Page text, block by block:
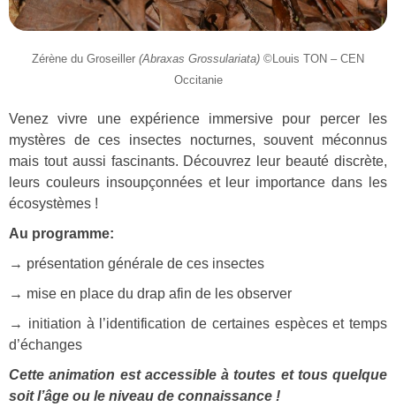
Zérène du Groseiller (Abraxas Grossulariata) ©Louis TON – CEN
Occitanie
Venez vivre une expérience immersive pour percer les
mystères de ces insectes nocturnes, souvent méconnus
mais tout aussi fascinants. Découvrez leur beauté discrète,
leurs couleurs insoupçonnées et leur importance dans les
écosystèmes !
Au programme:
→ présentation générale de ces insectes
→ mise en place du drap afin de les observer
→ initiation à l’identification de certaines espèces et temps
d’échanges
Cette animation est accessible à toutes et tous quelque
soit l’âge ou le niveau de connaissance !